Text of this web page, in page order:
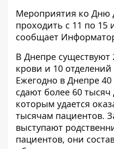
Мероприятия ко Дню
проходить с 11 по 15
сообщает
В Днепре существуют
крови и 10
Ежегодно в Днепре
сдают более 60
которым удается
тысячам пациентов.
выступают
пациентов, они